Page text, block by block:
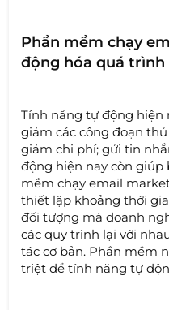
Phần mềm chạy
động hóa quá
Tính năng tự động hiện
giảm các công đoạn
giảm chi phí; gửi tin
động hiện nay còn giúp
mềm chạy email
thiết lập khoảng thời
đối tượng mà doanh
các quy trình lại với
tác cơ bản. Phần mềm
triệt để tính năng tự